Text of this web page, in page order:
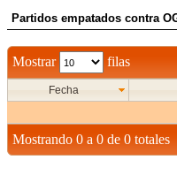
Partidos empatados contra
Mostrar filas
Fecha
Mostrando 0 a 0 de 0 totales